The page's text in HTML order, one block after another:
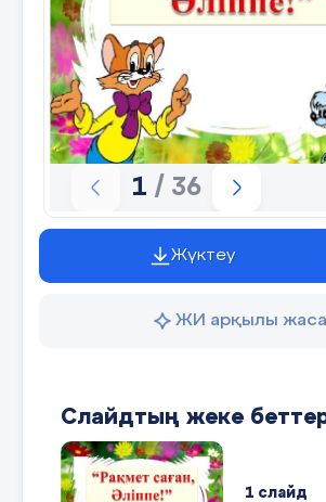
1 / 36
Жүктеу
ЖИ арқылы
Слайдтың жеке
1 слайд